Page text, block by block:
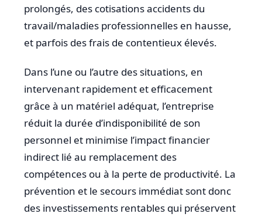
prolongés, des cotisations accidents du
travail/maladies professionnelles en hausse,
et parfois des frais de contentieux élevés.
Dans l’une ou l’autre des situations, en
intervenant rapidement et efficacement
grâce à un matériel adéquat, l’entreprise
réduit la durée d’indisponibilité de son
personnel et minimise l’impact financier
indirect lié au remplacement des
compétences ou à la perte de productivité. La
prévention et le secours immédiat sont donc
des investissements rentables qui préservent